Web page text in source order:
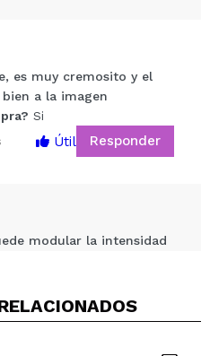
primero. Imagínatelo...
Si No
es muy cremosito y el
a la imagen
Si
Útil Responder
modular la intensidad
Útil Responder